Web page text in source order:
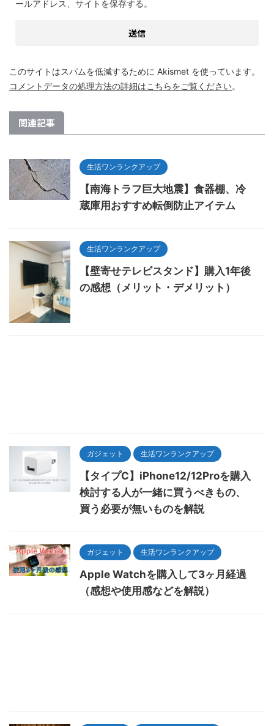
ールアドレス、サイトを保存する。
このサイトはスパムを低減するために Akismet を使っています。
コメントデータの処理方法の詳細はこちらをご覧ください。
関連記事
生活ワンランクアップ
【南海トラフ巨大地震】食器棚、冷
蔵庫用おすすめ転倒防止アイテム
生活ワンランクアップ
【壁寄せテレビスタンド】購入1年後
の感想（メリット・デメリット）
ガジェット 生活ワンランクアップ
【タイプC】iPhone12/12Proを購入
検討する人が一緒に買うべきもの、
買う必要が無いものを解説
ガジェット 生活ワンランクアップ
Apple Watchを購入して3ヶ月経過
（感想や使用感などを解説）